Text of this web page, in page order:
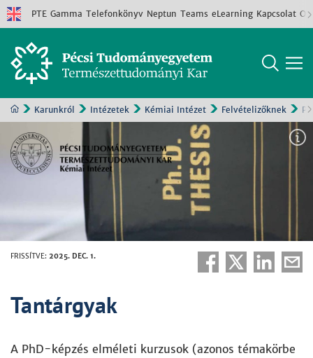
PTE Gamma Telefonkönyv Neptun Teams eLearning Kapcsolat
Karunkról Intézetek Kémiai Intézet Felvételizőknek
FRISSÍTVE: 2025. DEC. 1.
Tantárgyak
A PhD-képzés elméleti kurzusok (azonos témakörbe